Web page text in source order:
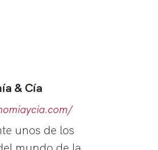
& Cía
unos de los